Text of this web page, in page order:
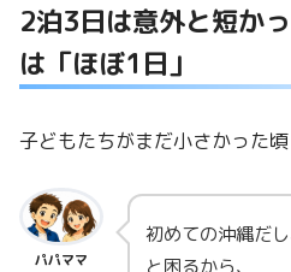
2泊3日は意外と短か
は「ほぼ1日」
子どもたちがまだ小さかった頃
パパママ
初めての沖縄だ
と困るから、